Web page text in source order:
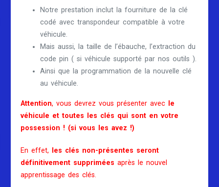
Notre prestation inclut la fourniture de la clé
codé avec transpondeur compatible à votre
véhicule.
Mais aussi, la taille de l’ébauche, l’extraction du
code pin ( si véhicule supporté par nos outils ).
Ainsi que la programmation de la nouvelle clé
au véhicule.
Attention, vous devrez vous présenter avec le
véhicule et toutes les clés qui sont en votre
possession ! (si vous les avez !)
En effet, les clés non-présentes seront
définitivement supprimées après le nouvel
apprentissage des clés.